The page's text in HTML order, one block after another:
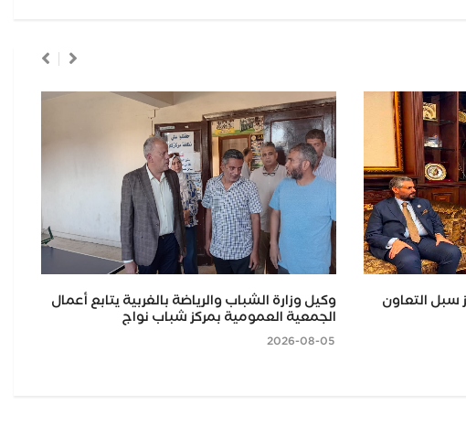
سبل التعاون
وكيل وزارة الشباب والرياضة بالغربية يتابع أعمال
الجمعية العمومية بمركز شباب نواج